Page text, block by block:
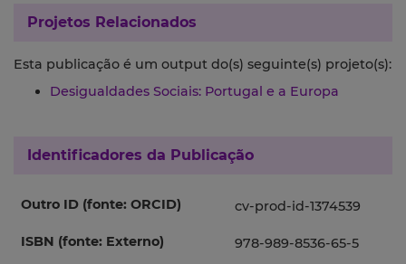
Projetos Relacionados
Esta publicação é um output do(s) seguinte(s) projeto(s):
Desigualdades Sociais: Portugal e a Europa
Identificadores da Publicação
Outro ID (fonte: ORCID) cv-prod-id-1374539
ISBN (fonte: Externo) 978-989-8536-65-5